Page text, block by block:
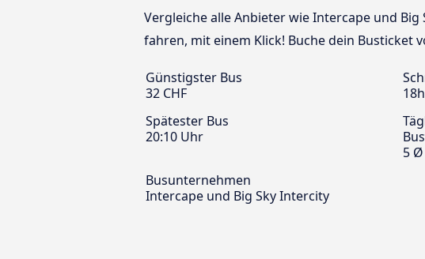
Vergleiche alle Anbieter wie Intercape und
fahren, mit einem Klick! Buche dein Busticket
Günstigster Bus
32 CHF
Spätester Bus
20:10 Uhr
5 Ø
Busunternehmen
Intercape und Big Sky Intercity